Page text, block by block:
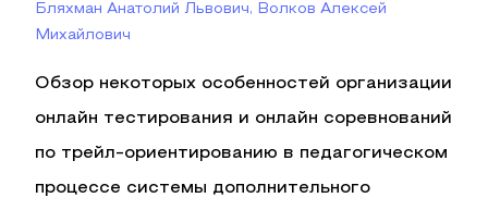
Бляхман Анатолий Львович, Волков Алексей
Михайлович
Обзор некоторых особенностей организации
онлайн тестирования и онлайн соревнований
по трейл-ориентированию в педагогическом
процессе системы дополнительного